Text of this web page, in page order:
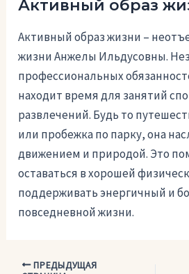
Активный образ
Активный образ жизни –
жизни Анжелы Ильдусовны.
профессиональных
находит время для занятий
развлечений. Будь то
или пробежка по парку, она
движением и природой. Это
оставаться в хорошей
поддерживать энергичный и
повседневной жизни.
Навигация
ПРЕДЫДУЩАЯ